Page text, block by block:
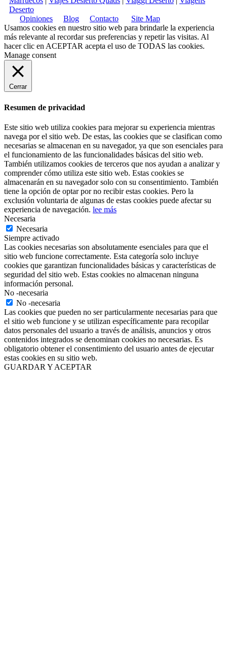
Deserto
Opiniones
Blog Contacto
Site Map
Usamos cookies en nuestro sitio web para brindarle la experiencia
más relevante al recordar sus preferencias y repetir las visitas. Al
hacer clic en ACEPTAR acepta el uso de TODAS las cookies.
Manage consent
Cerrar
Resumen de privacidad
Este sitio web utiliza cookies para mejorar su experiencia mientras
navega por el sitio web. De estas, las cookies que se clasifican como
necesarias se almacenan en su navegador, ya que son esenciales para
el funcionamiento de las funcionalidades básicas del sitio web.
También utilizamos cookies de terceros que nos ayudan a analizar y
comprender cómo utiliza este sitio web. Estas cookies se
almacenarán en su navegador solo con su consentimiento. También
tiene la opción de optar por no recibir estas cookies. Pero la
exclusión voluntaria de algunas de estas cookies puede afectar su
experiencia de navegación. lee más
Necesaria
Necesaria
Siempre activado
Las cookies necesarias son absolutamente esenciales para que el
sitio web funcione correctamente. Esta categoría solo incluye
cookies que garantizan funcionalidades básicas y características de
seguridad del sitio web. Estas cookies no almacenan ninguna
información personal.
No -necesaria
No -necesaria
Las cookies que pueden no ser particularmente necesarias para que
el sitio web funcione y se utilizan específicamente para recopilar
datos personales del usuario a través de análisis, anuncios y otros
contenidos integrados se denominan cookies no necesarias. Es
obligatorio obtener el consentimiento del usuario antes de ejecutar
estas cookies en su sitio web.
GUARDAR Y ACEPTAR